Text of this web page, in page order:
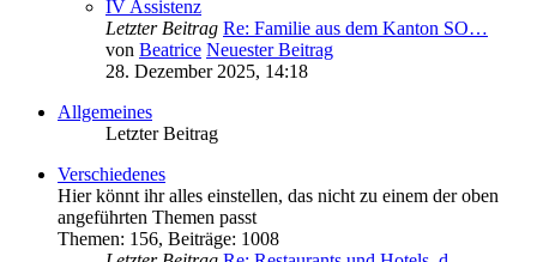
IV Assistenz
Letzter Beitrag Re: Familie aus dem Kanton SO…
von Beatrice Neuester Beitrag
28. Dezember 2025, 14:18
Allgemeines
Letzter Beitrag
Verschiedenes
Hier könnt ihr alles einstellen, das nicht zu einem der oben
angeführten Themen passt
Themen: 156, Beiträge: 1008